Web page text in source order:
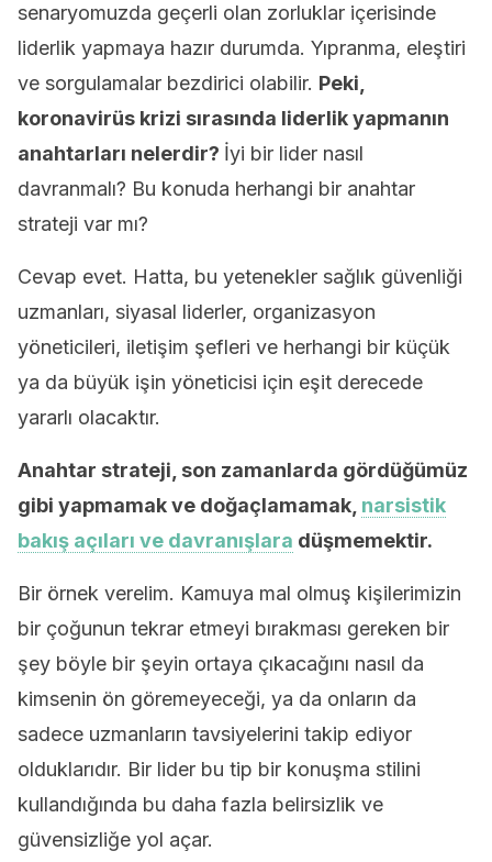
senaryomuzda geçerli olan zorluklar içerisinde
liderlik yapmaya hazır durumda. Yıpranma, eleştiri
ve sorgulamalar bezdirici olabilir. Peki,
koronavirüs krizi sırasında liderlik yapmanın
anahtarları nelerdir? İyi bir lider nasıl
davranmalı? Bu konuda herhangi bir anahtar
strateji var mı?
Cevap evet. Hatta, bu yetenekler sağlık güvenliği
uzmanları, siyasal liderler, organizasyon
yöneticileri, iletişim şefleri ve herhangi bir küçük
ya da büyük işin yöneticisi için eşit derecede
yararlı olacaktır.
Anahtar strateji, son zamanlarda gördüğümüz
gibi yapmamak ve doğaçlamamak, narsistik
bakış açıları ve davranışlara düşmemektir.
Bir örnek verelim. Kamuya mal olmuş kişilerimizin
bir çoğunun tekrar etmeyi bırakması gereken bir
şey böyle bir şeyin ortaya çıkacağını nasıl da
kimsenin ön göremeyeceği, ya da onların da
sadece uzmanların tavsiyelerini takip ediyor
olduklarıdır. Bir lider bu tip bir konuşma stilini
kullandığında bu daha fazla belirsizlik ve
güvensizliğe yol açar.